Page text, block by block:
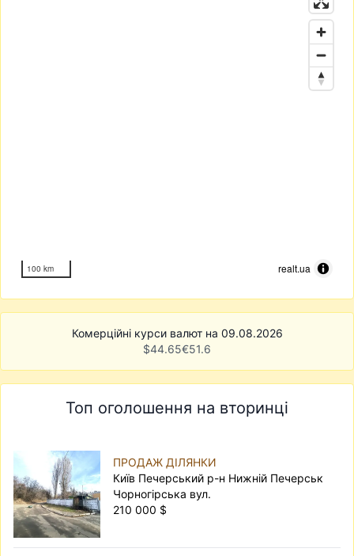
100 km realt.ua
Комерційні курси валют на 09.08.2026
$44.65€51.6
Топ оголошення на вторинці
ПРОДАЖ ДІЛЯНКИ
Київ Печерський р-н Нижній Печерськ
Чорногірська вул.
210 000 $